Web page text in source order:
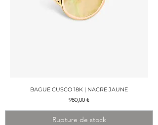
BAGUE CUSCO 18K | NACRE JAUNE
Prix
980,00 €
Rupture de stock